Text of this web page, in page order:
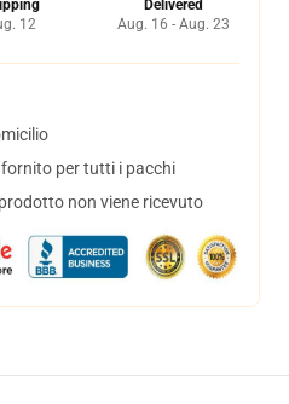
12
Delivered
Aug. 16 - Aug. 23
per tutti i pacchi
non viene ricevuto